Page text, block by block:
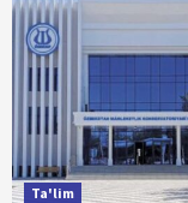
Ta'lim